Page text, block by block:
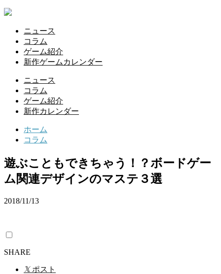
ニュース
コラム
ゲーム紹介
新作ゲームカレンダー
ニュース
コラム
ゲーム紹介
新作カレンダー
ホーム
コラム
遊ぶこともできちゃう！？ボードゲー
ム関連デザインのマステ３選
2018/11/13
SHARE
𝕏 ポスト